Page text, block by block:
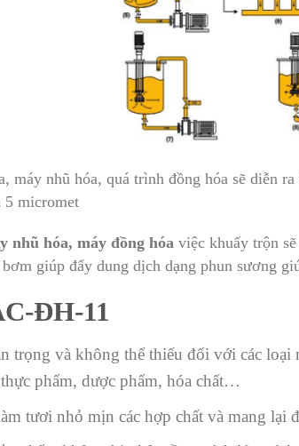
nhũ hóa, quá trình đồng hóa sẽ diễn
micromet
nhũ hóa, máy đồng hóa việc khuấy trộn
giúp đẩy dung dịch dạng phun sương
ĐH-11
trọng và không thể thiếu đối với các
phẩm, dược phẩm, hóa chất…
tươi nhỏ mịn các hợp chất và mang lại